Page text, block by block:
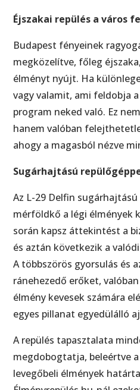
Éjszakai repülés a város
Budapest fényeinek
megközelítve, főleg
élményt nyújt. Ha
vagy valamit, ami feldobja
program neked való. Ez
hanem valóban
ahogy a magasból nézve
Sugárhajtású
Az L-29 Delfin
mérföldkő a légi élmények
során kapsz áttekintést a
és aztán következik a
A többszörös gyorsulás és
ránehezedő erőket,
élmény kevesek számára
egyes pillanat egyedülálló
A repülés tapasztalata
megdobogtatja, beleértve
levegőbeli élmények